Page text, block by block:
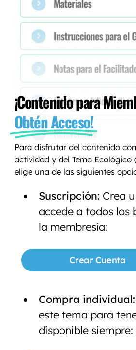
¡Contenido para
Obtén Acceso!
Para disfrutar del contenido
actividad y del Tema Ecológico
elige una de las siguientes
Suscripción: Crea
accede a todos los
la membresía:
Crear Cuenta
Compra individual:
este tema para
disponible siempre: